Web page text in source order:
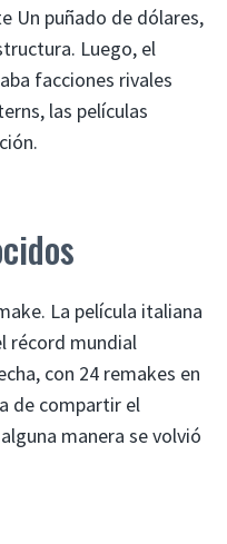
Un puñado de dólares,
Luego, el
facciones rivales
las películas
La película italiana
récord mundial
con 24 remakes en
de compartir el
manera se volvió